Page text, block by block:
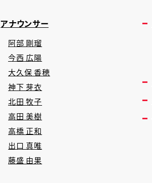
アナウンサー
阿部 剛瑠
今西 広陽
大久保 香穂
神下 芽衣
北田 牧子
高田 美樹
高橋 正和
出口 真唯
藤盛 由果